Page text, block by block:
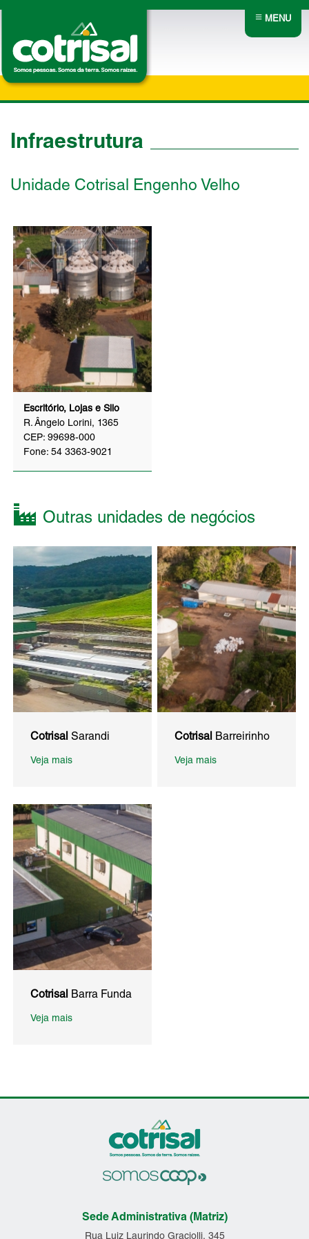
≡MENU
Infraestrutura
Unidade Cotrisal Engenho Velho
Escritório, Lojas e Silo
R. Ângelo Lorini, 1365
CEP: 99698-000
Fone: 54 3363-9021
Outras unidades de negócios
Cotrisal Sarandi
Veja mais
Cotrisal Barreirinho
Veja mais
Cotrisal Barra Funda
Veja mais
Sede Administrativa (Matriz)
Rua Luiz Laurindo Graciolli, 345